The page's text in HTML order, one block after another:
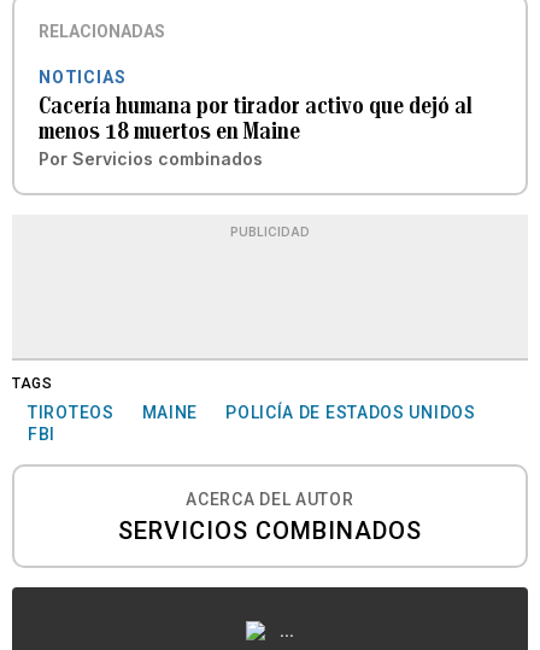
RELACIONADAS
NOTICIAS
Cacería humana por tirador activo que dejó al
menos 18 muertos en Maine
Por Servicios combinados
PUBLICIDAD
TAGS
TIROTEOS MAINE
POLICÍA DE ESTADOS UNIDOS
FBI
ACERCA DEL AUTOR
SERVICIOS COMBINADOS
...